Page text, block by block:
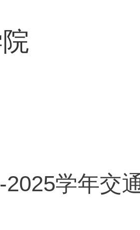
2025学年交